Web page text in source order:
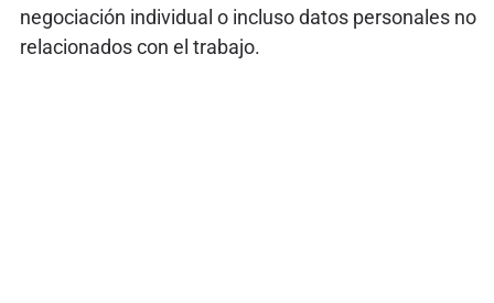
negociación individual o incluso datos personales no
relacionados con el trabajo.